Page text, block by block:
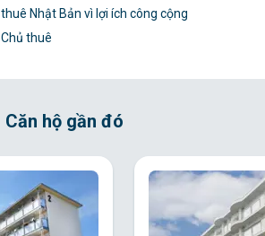
thuê Nhật Bản vì lợi ích công cộng
Chủ thuê
Căn hộ gần đó